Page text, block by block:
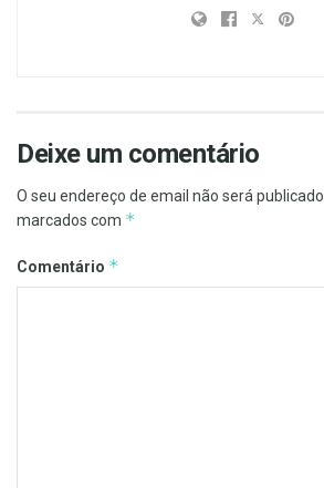
Deixe um comentário
O seu endereço de email não será publicado.
marcados com *
Comentário *